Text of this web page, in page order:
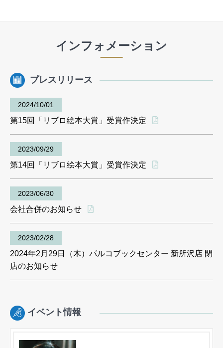
インフォメーション
プレスリリース
2024/10/01
第15回「リブロ絵本大賞」受賞作決定
2023/09/29
第14回「リブロ絵本大賞」受賞作決定
2023/06/30
会社合併のお知らせ
2023/02/28
2024年2月29日（木）パルコブックセンター 新所沢店 閉
店のお知らせ
イベント情報